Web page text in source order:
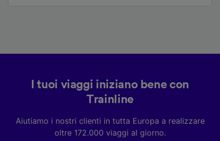
I tuoi viaggi iniziano bene con
Trainline
Aiutiamo i nostri clienti in tutta Europa a realizzare
oltre 172.000 viaggi al giorno.